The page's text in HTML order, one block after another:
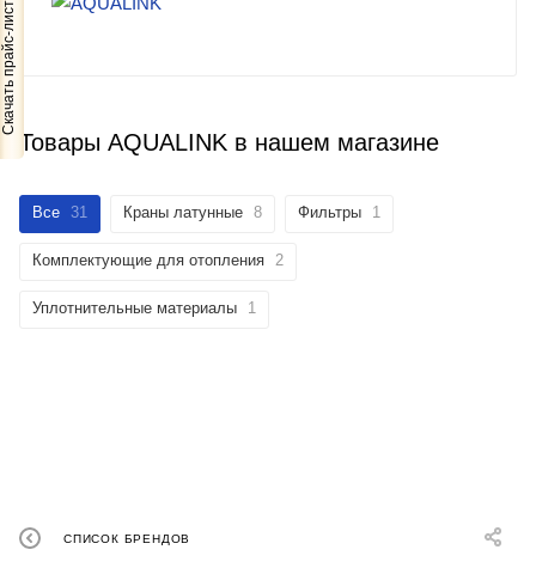
Товары AQUALINK в нашем магазине
Все 31 Краны латунные 8 Фильтры 1
Комплектующие для отопления 2
Уплотнительные материалы 1
СПИСОК БРЕНДОВ
Скачать прайс-лист